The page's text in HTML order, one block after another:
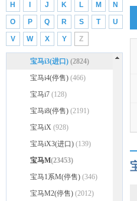
H J K L M N
O P Q R S T U
V W X Y Z
(457)
宝马X7(停售) (4194)
宝马Z4(3374)
宝马i Vision Dynamics
宝马i3(进口) (2824)
宝马i4(停售) (466)
宝马i7 (128)
宝马i8(停售) (2191)
宝马iX (928)
宝马iX3(进口) (139)
宝马M(23453)
宝马1系M(停售) (346)
宝马M2(停售) (2012)